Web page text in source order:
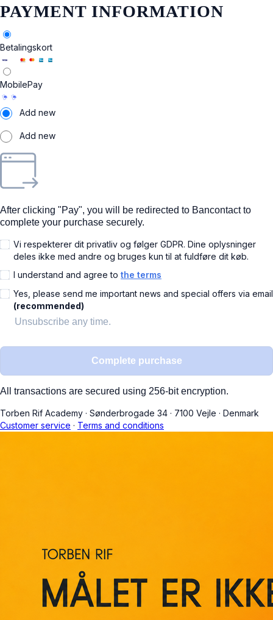
PAYMENT INFORMATION
Betalingskort
MobilePay
Add new
Add new
After clicking "Pay", you will be redirected to Bancontact to
complete your purchase securely.
Vi respekterer dit privatliv og følger GDPR. Dine oplysninger
deles ikke med andre og bruges kun til at fuldføre dit køb.
I understand and agree to the terms
Yes, please send me important news and special offers via email
(recommended)
Unsubscribe any time.
Complete purchase
All transactions are secured using 256-bit encryption.
Torben Rif Academy · Sønderbrogade 34 · 7100 Vejle · Denmark
Customer service · Terms and conditions